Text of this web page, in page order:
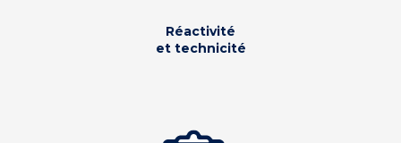
Réactivité
et technicité